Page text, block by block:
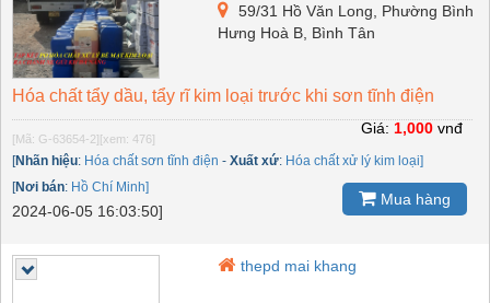
59/31 Hồ Văn Long, Phường Bình
Hưng Hoà B, Bình Tân
Hóa chất tẩy dầu, tẩy rĩ kim loại trước khi sơn tĩnh điện
[Mã: G-63654-2] [xem: 476]
[Nhãn hiệu: Hóa chất sơn tĩnh điện - Xuất xứ: Hóa chất xử lý kim loại]
[Nơi bán: Hồ Chí Minh]
2024-06-05 16:03:50]
Giá: 1,000 vnđ
Mua hàng
thepd mai khang